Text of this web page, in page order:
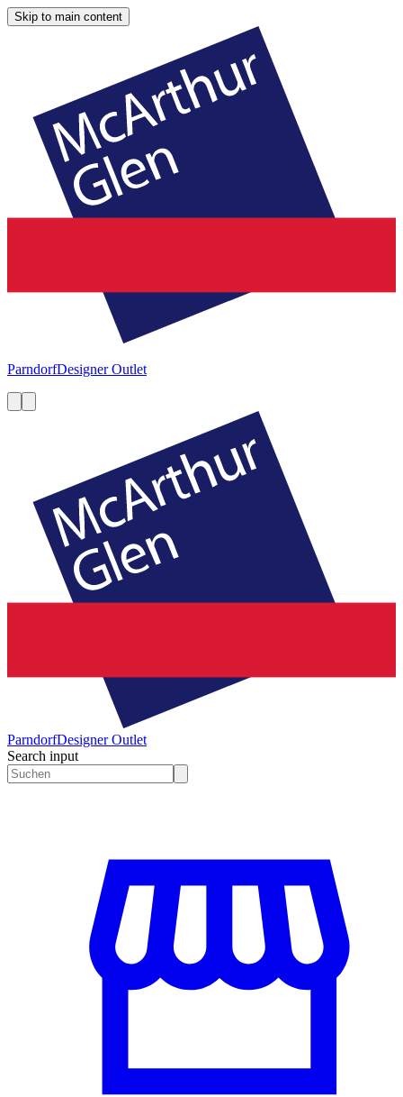
Skip to main content
ParndorfDesigner Outlet
ParndorfDesigner Outlet
Search input